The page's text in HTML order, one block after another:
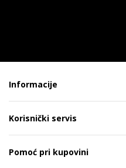
Informacije
Korisnički servis
Pomoć pri kupovini